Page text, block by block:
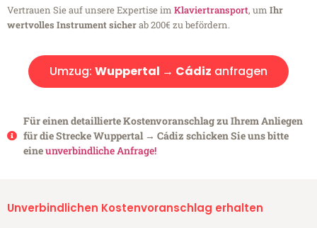
Vertrauen Sie auf unsere Expertise im Klaviertransport, um Ihr
wertvolles Instrument sicherab 200€ zu befördern.
Umzug: Wuppertal → Cádiz anfragen
Für einen detaillierte Kostenvoranschlag zu Ihrem Anliegen
für die Strecke Wuppertal → Cádiz schicken Sie uns bitte
eineunverbindliche Anfrage!
Unverbindlichen Kostenvoranschlag erhalten